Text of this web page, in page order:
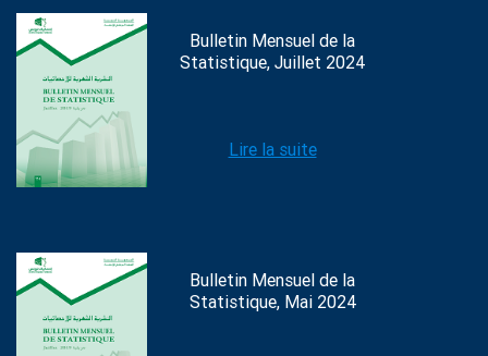
Bulletin Mensuel de la
Statistique, Juillet 2024
Lire la suite
Bulletin Mensuel de la
Statistique, Mai 2024